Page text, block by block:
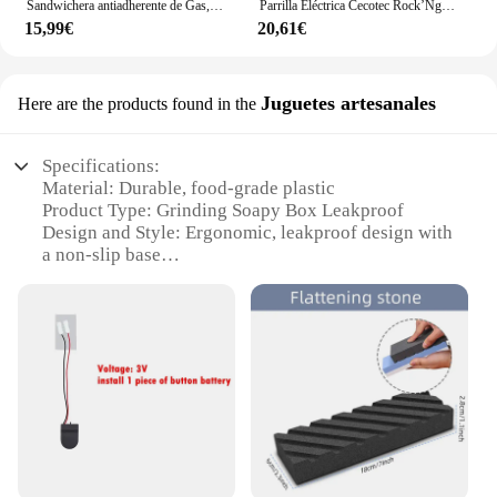
Sandwichera antiadherente de Gas, plancha para Pan, tostada, máquina de desayuno, gofres, tortitas, horno de barbacoa, molde, parrilla
15,99€
Parrilla Eléctrica Cecotec Rock’Ngrill 700 W Máxima Antiadherencia Acero
20,61€
Here are the products found in the Juguetes artesanales
Specifications:
Material: Durable, food-grade plastic
Product Type: Grinding Soapy Box Leakproof
Design and Style: Ergonomic, leakproof design with
a non-slip base
Performance and Property: Efficient grinding
mechanism with minimal soap wastage
Parts and Accessories: Comes with a lid for easy
storage and transportation
Features:
**Versatile and Convenient**
The Grinding Soapy Box Leakproof is a must-have